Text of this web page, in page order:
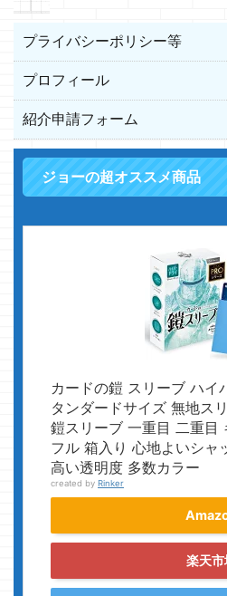
プライバシーポリシー等
プロフィール
紹介申請フォーム
ジョーの超オススメ商品
カードの鎧 スリーブ ハイ
タンダードサイズ 無地ス
鎧スリーブ 一重目 二重目
フル 箱入り 心地よいシャ
高い透明度 多数カラー
created by Rinker
楽天市